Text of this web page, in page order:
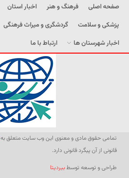
صفحه اصلی فرهنگ و هنر اخبار استان
پزشکی و سلامت
گردشگری و میراث فرهنگی
اخبار شهرستان ها
ارتباط با ما
تمامی حقوق مادی و معنوی این وب سایت متعلق به
قانونی از آن پیگرد قانونی دارد.
طراحی و توسعه توسطبیردیتا